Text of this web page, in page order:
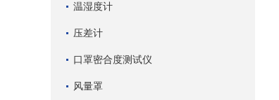
温湿度计
压差计
口罩密合度测试仪
风量罩